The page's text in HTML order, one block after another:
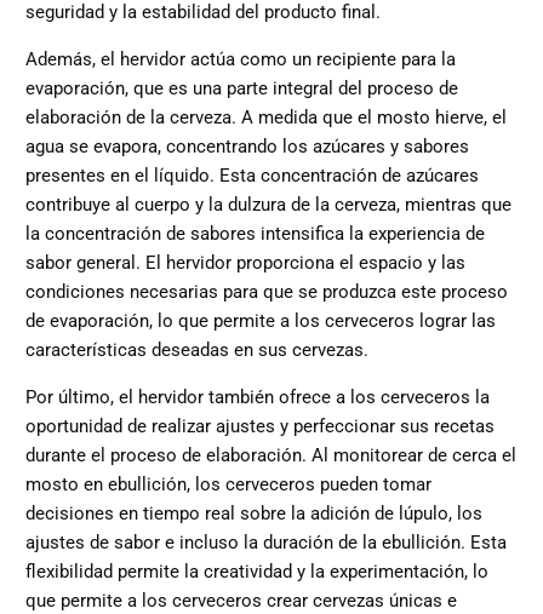
seguridad y la estabilidad del producto final.
Además, el hervidor actúa como un recipiente para la
evaporación, que es una parte integral del proceso de
elaboración de la cerveza. A medida que el mosto hierve, el
agua se evapora, concentrando los azúcares y sabores
presentes en el líquido. Esta concentración de azúcares
contribuye al cuerpo y la dulzura de la cerveza, mientras que
la concentración de sabores intensifica la experiencia de
sabor general. El hervidor proporciona el espacio y las
condiciones necesarias para que se produzca este proceso
de evaporación, lo que permite a los cerveceros lograr las
características deseadas en sus cervezas.
Por último, el hervidor también ofrece a los cerveceros la
oportunidad de realizar ajustes y perfeccionar sus recetas
durante el proceso de elaboración. Al monitorear de cerca el
mosto en ebullición, los cerveceros pueden tomar
decisiones en tiempo real sobre la adición de lúpulo, los
ajustes de sabor e incluso la duración de la ebullición. Esta
flexibilidad permite la creatividad y la experimentación, lo
que permite a los cerveceros crear cervezas únicas e